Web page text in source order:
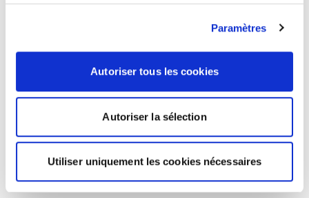
Paramètres
Autoriser tous les cookies
Autoriser la sélection
Utiliser uniquement les cookies nécessaires